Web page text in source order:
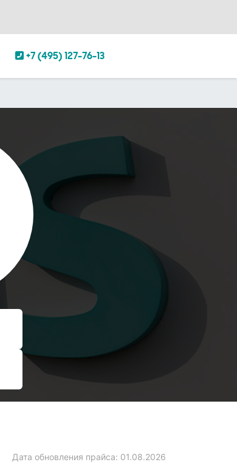
+7 (495) 127-76-13
Дата обновления прайса: 01.08.2026